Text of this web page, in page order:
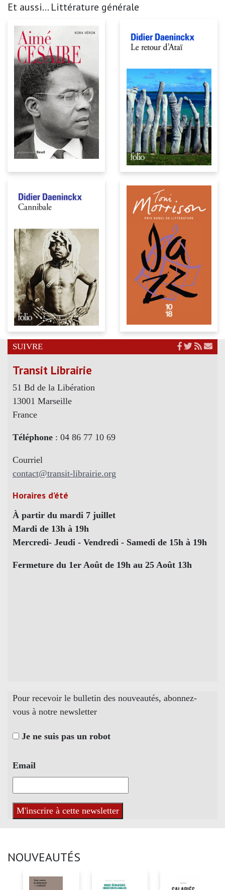
Et aussi... Littérature générale
SUIVRE
Transit Librairie
51 Bd de la Libération
13001 Marseille
France
Téléphone : 04 86 77 10 69
Courriel
contact@transit-librairie.org
Horaires d’été
À partir du mardi 7 juillet
Mardi de 13h à 19h
Mercredi- Jeudi - Vendredi - Samedi de 15h à 19h
Fermeture du 1er Août de 19h au 25 Août 13h
Pour recevoir le bulletin des nouveautés, abonnez-
vous à notre newsletter
Je ne suis pas un robot
Email
NOUVEAUTÉS